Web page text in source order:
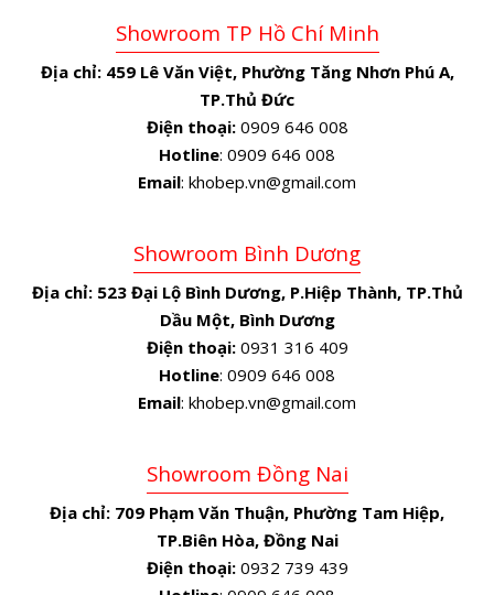
Showroom TP Hồ Chí Minh
Địa chỉ: 459 Lê Văn Việt, Phường Tăng Nhơn Phú A,
TP.Thủ Đức
Điện thoại:0909 646 008
Hotline: 0909 646 008
Email: khobep.vn@gmail.com
Showroom Bình Dương
Địa chỉ: 523 Đại Lộ Bình Dương, P.Hiệp Thành, TP.Thủ
Dầu Một, Bình Dương
Điện thoại:0931 316 409
Hotline: 0909 646 008
Email: khobep.vn@gmail.com
Showroom Đồng Nai
Địa chỉ: 709 Phạm Văn Thuận, Phường Tam Hiệp,
TP.Biên Hòa, Đồng Nai
Điện thoại:0932 739 439